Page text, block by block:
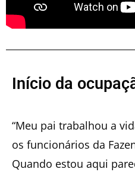
Início da
“Meu pai trabalhou a
os funcionários da
Quando estou aqui